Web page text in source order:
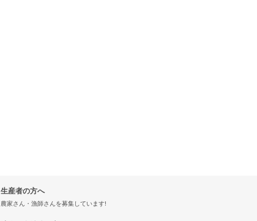
生産者の方へ
農家さん・漁師さんを募集しています!